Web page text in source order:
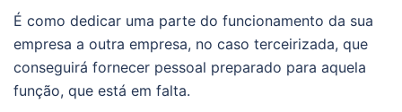
É como dedicar uma parte do funcionamento da sua
empresa a outra empresa, no caso terceirizada, que
conseguirá fornecer pessoal preparado para aquela
função, que está em falta.